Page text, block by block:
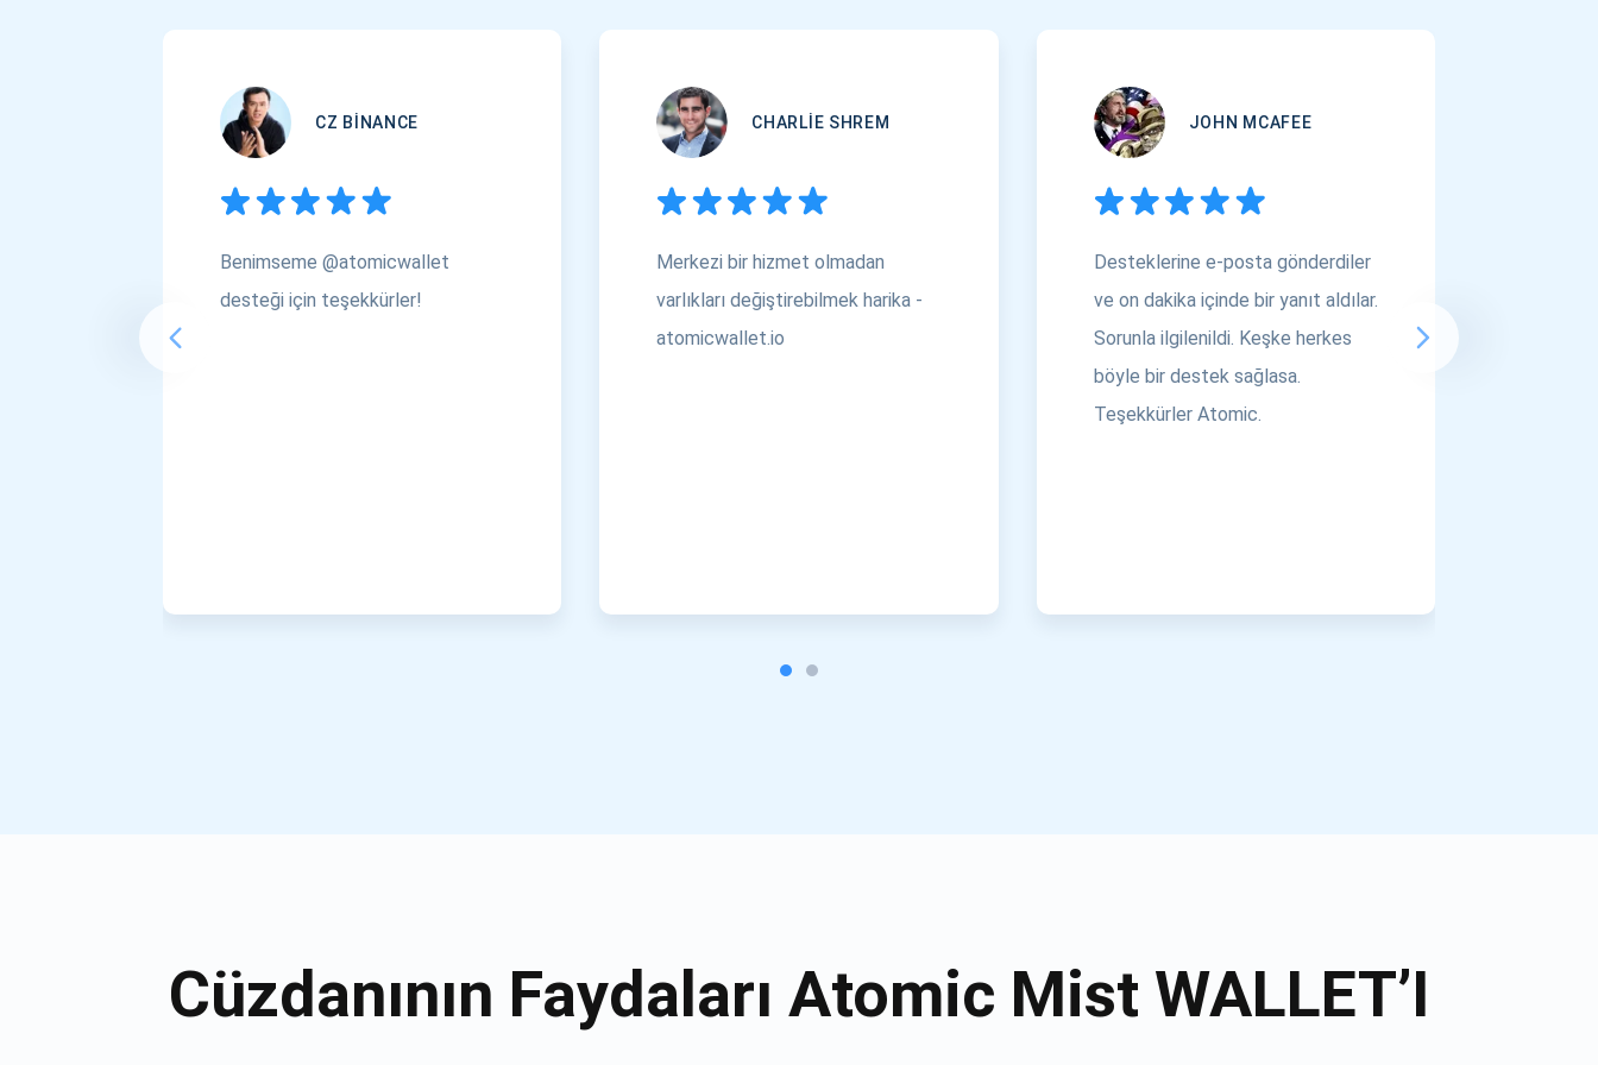
CZ BINANCE
Benimseme @atomicwallet
desteği için teşekkürler!
CHARLIE SHREM
Merkezi bir hizmet olmadan
varlıkları değiştirebilmek harika -
atomicwallet.io
JOHN MCAFEE
Desteklerine e-posta gönderdiler
ve on dakika içinde bir yanıt aldılar.
Sorunla ilgilenildi. Keşke herkes
böyle bir destek sağlasa.
Teşekkürler Atomic.
Cüzdanının Faydaları Atomic Mist WALLET’I